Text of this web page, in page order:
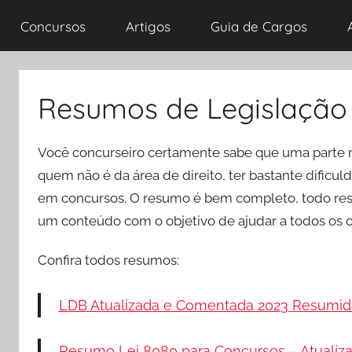
Concursos Artigos Guia de Cargos
Resumos de
Você concurseiro certamente sabe que uma
quem não é da área de direito, ter bastante
em concursos. O resumo é bem completo, todo
um conteúdo com o objetivo de ajudar a todos os
Confira todos resumos:
LDB Atualizada e Comentada 2023